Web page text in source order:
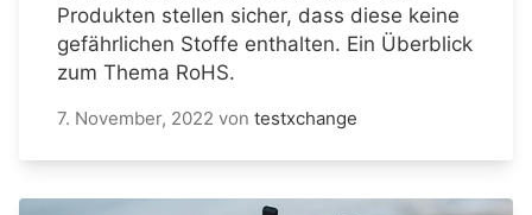
Produkten stellen sicher, dass diese keine
gefährlichen Stoffe enthalten. Ein Überblick
zum Thema RoHS.
7. November, 2022 von testxchange